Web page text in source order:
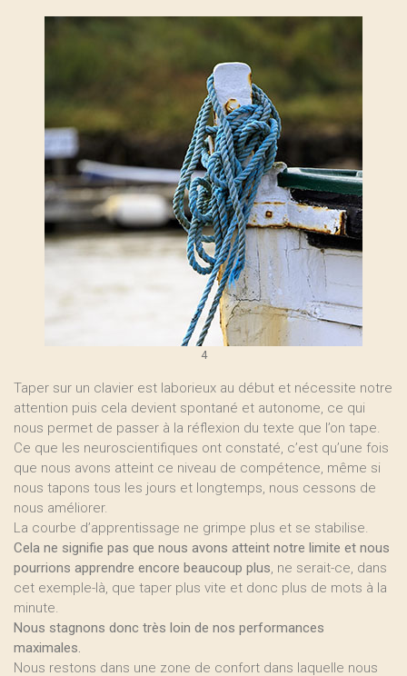
4
Taper sur un clavier est laborieux au début et nécessite notre
attention puis cela devient spontané et autonome, ce qui
nous permet de passer à la réflexion du texte que l’on tape.
Ce que les neuroscientifiques ont constaté, c’est qu’une fois
que nous avons atteint ce niveau de compétence, même si
nous tapons tous les jours et longtemps, nous cessons de
nous améliorer.
La courbe d’apprentissage ne grimpe plus et se stabilise.
Cela ne signifie pas que nous avons atteint notre limite et nous
pourrions apprendre encore beaucoup plus, ne serait-ce, dans
cet exemple-là, que taper plus vite et donc plus de mots à la
minute.
Nous stagnons donc très loin de nos performances
maximales.
Nous restons dans une zone de confort dans laquelle nous